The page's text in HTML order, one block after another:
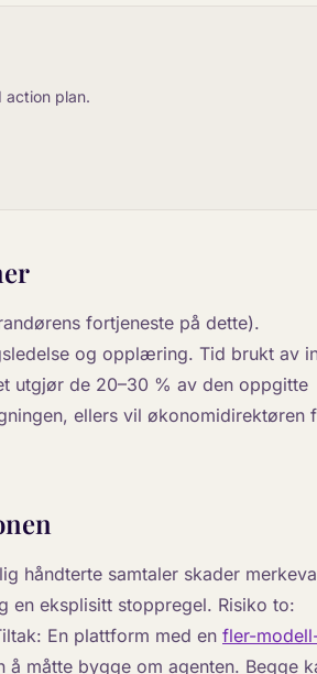
action plan.
fortjeneste på dette).
og opplæring. Tid brukt av
utgjør de 20–30 % av den oppgitte
ellers vil økonomidirektøren
håndterte samtaler skader
en eksplisitt stoppregel. Risiko to:
En plattform med en fler-
måtte bygge om agenten. Begge